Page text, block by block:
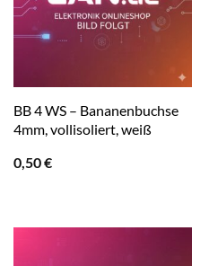
BB 4 WS – Bananenbuchse
4mm, vollisoliert, weiß
0,50€